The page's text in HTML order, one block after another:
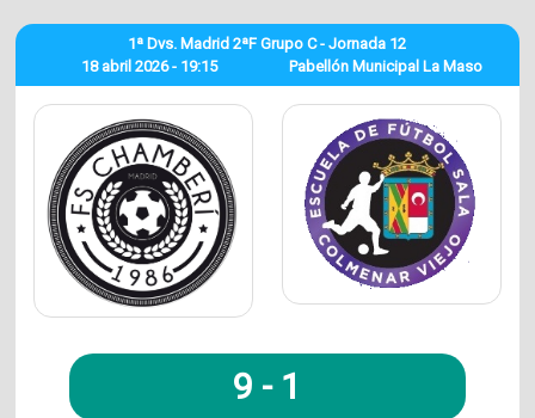
18 abril 2026 - 19:15
1ª Dvs. Madrid 2ªF Grupo C - Jornada 12
Pabellón Municipal La Maso
9 - 1